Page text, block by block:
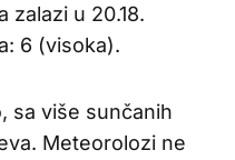
zalazi u 20.18.
6 (visoka).
sa više sunčanih
Meteorolozi ne